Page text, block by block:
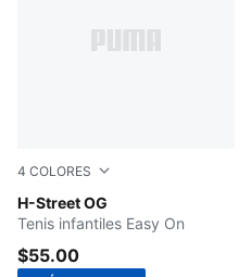
4 COLORES
H-Street OG
Frosted Ivory-PUMA Silver
Tenis infantiles Easy On
$55.00